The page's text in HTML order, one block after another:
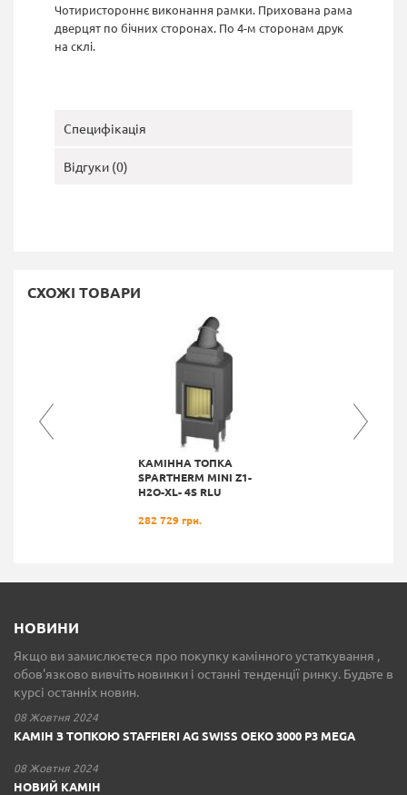
Чотиристороннє виконання рамки. Прихована рама
дверцят по бічних сторонах. По 4-м сторонам друк
на склі.
Специфікація
Відгуки (0)
СХОЖІ ТОВАРИ
КАМІННА ТОПКА
SPARTHERM MINI Z1-
H2O-XL- 4S RLU
282 729 грн.
НОВИНИ
Якщо ви замислюєтеся про покупку камінного устаткування ,
обов'язково вивчіть новинки і останні тенденції ринку. Будьте в
курсі останніх новин.
08 Жовтня 2024
КАМІН З ТОПКОЮ STAFFIERI AG SWISS OEKO 3000 P3 MEGA
08 Жовтня 2024
НОВИЙ КАМІН